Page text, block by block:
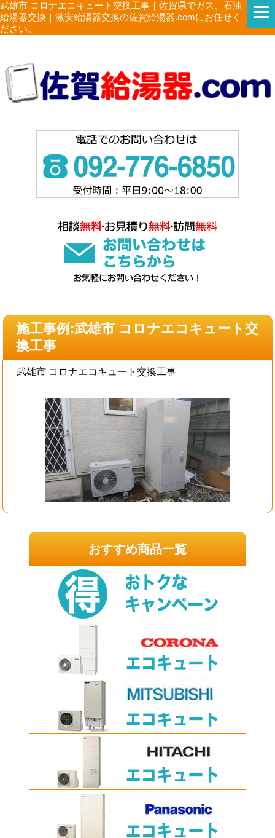
武雄市 コロナエコキュート交換工事｜佐賀県でガス、石油
給湯器交換｜激安給湯器交換の佐賀給湯器.comにお任せく
ださい。
施工事例:武雄市 コロナエコキュート交
換工事
武雄市 コロナエコキュート交換工事
おすすめ商品一覧